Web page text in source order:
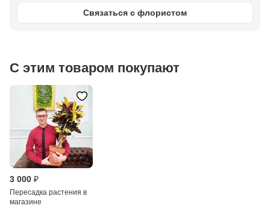
Связаться с флористом
С этим товаром покупают
3 000 ₽
Пересадка растения в
магазине